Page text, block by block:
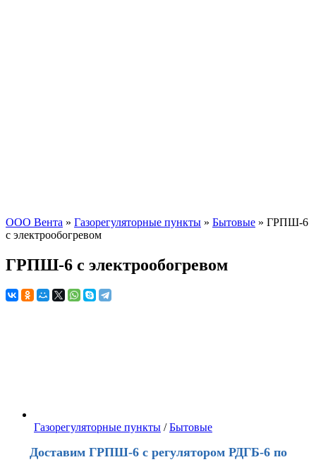
ООО Вента » Газорегуляторные пункты » Бытовые » ГРПШ-6
с электрообогревом
ГРПШ-6 с электрообогревом
Газорегуляторные пункты /Бытовые
Доставим ГРПШ-6 с регулятором РДГБ-6 по